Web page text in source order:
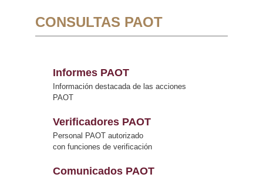
CONSULTAS PAOT
Informes PAOT
Información destacada de las acciones
PAOT
Verificadores PAOT
Personal PAOT autorizado
con funciones de verificación
Comunicados PAOT